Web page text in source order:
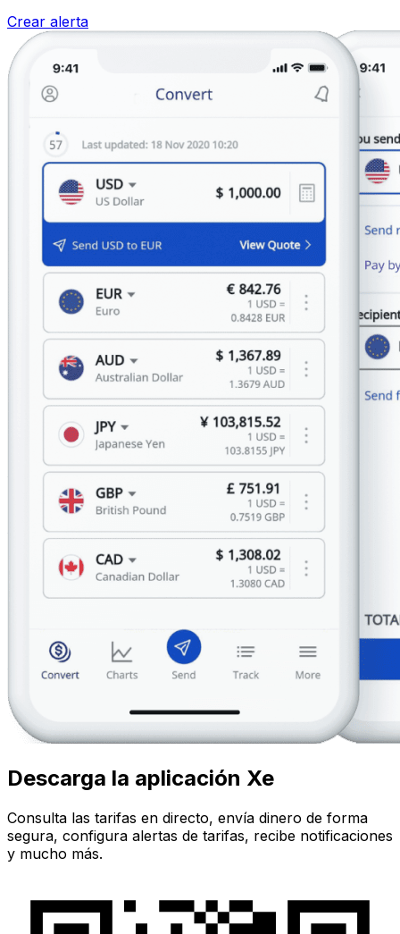
Crear alerta
Descarga la aplicación Xe
Consulta las tarifas en directo, envía dinero de forma
segura, configura alertas de tarifas, recibe notificaciones
y mucho más.